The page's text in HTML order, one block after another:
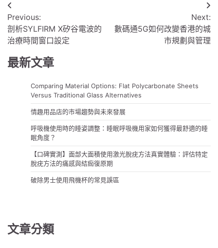
文
章
導
覽
Previous:
剖析SYLFIRM X矽谷電波的
治療時間窗口設定
Next:
數碼通5G如何改變香港的城
市規劃與管理
最新文章
Comparing Material Options: Flat Polycarbonate Sheets
Versus Traditional Glass Alternatives
情趣用品店的市場趨勢與未來發展
呼吸機使用時的睡姿調整：睡眠呼吸機用家如何獲得最舒適的睡
眠角度？
【口碑實測】面部大面積使用激光脫疣方法真實體驗：評估特定
脫疣方法的痛感與結痂復原期
破除男士使用飛機杯的常見誤區
文章分類